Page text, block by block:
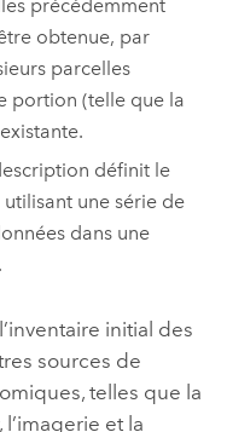
précédemment
obtenue, par
parcelles
portion (telle que la
définit le
une série de
dans une
initial des
sources de
telles que la
et la